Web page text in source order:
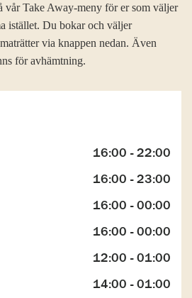
vår Take Away-meny för er som väljer
istället. Du bokar och väljer
via knappen nedan. Även
för avhämtning.
16:00 - 22:00
16:00 - 23:00
16:00 - 00:00
16:00 - 00:00
12:00 - 01:00
14:00 - 01:00